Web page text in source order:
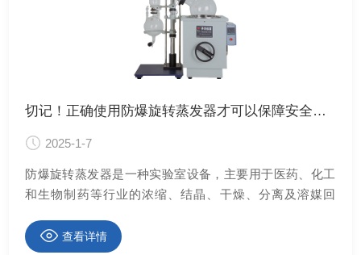
切记！正确使用防爆旋转蒸发器才可以保障安全运行
2025-1-7
防爆旋转蒸发器是一种实验室设备，主要用于医药、化工
和生物制药等行业的浓缩、结晶、干燥、分离及溶媒回
恒速旋转，物料在瓶壁形成大面积薄膜，实现高效蒸发。
查看详情